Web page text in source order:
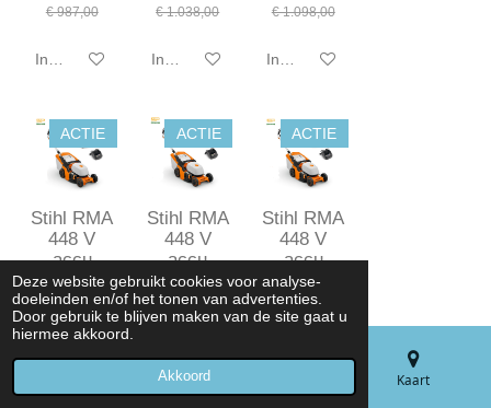
Deze website gebruikt cookies voor analyse-
doeleinden en/of het tonen van advertenties.
Door gebruik te blijven maken van de site gaat u
hiermee akkoord.
Akkoord
€ 987,00
In winkelwagen
€ 1.038,00
In winkelwagen
€ 1.098,00
In winkelwagen
ACTIE
Stihl RMA
448 V
accu
grasmaaie
r (46cm,
met 2x AK
10 accu
en AL 101
ACTIE
Stihl RMA
448 V
accu
grasmaaie
r (46cm,
met 2x AK
en AL 101
lader)1108
ACTIE
Stihl RMA
448 V
accu
grasmaaie
r (46cm,
met 2x AK
en AL 101
Telefoonnummer Kaart